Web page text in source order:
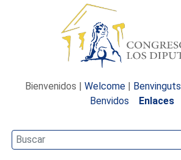
Bienvenidos | Welcome | Benvinguts
Benvidos
Enlaces